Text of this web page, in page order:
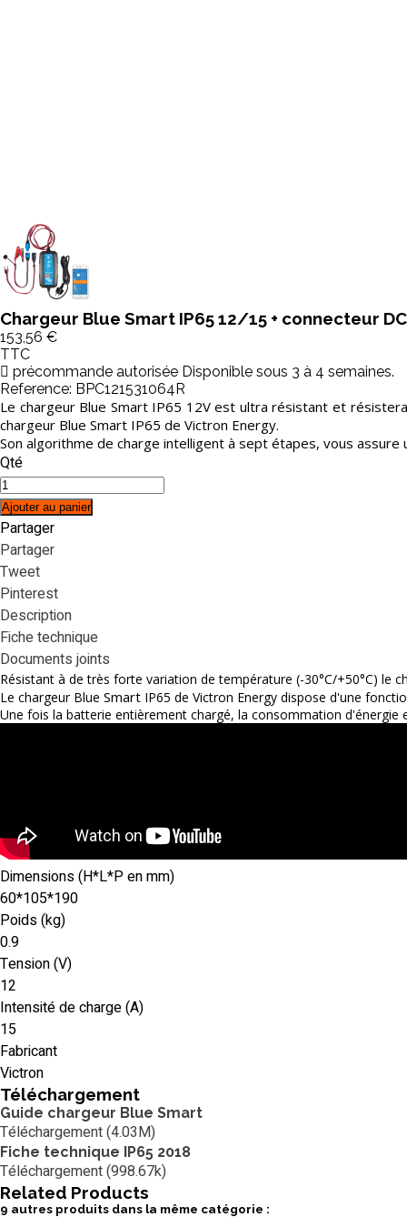
Chargeur Blue Smart IP65 12/15 + connecteur
153,56 €
TTC
précommande autorisée Disponible sous 3 à 4 semaines.
Reference: BPC121531064R
Le chargeur Blue Smart IP65 12V est ultra résistant et
chargeur Blue Smart IP65 de Victron Energy.
Son algorithme de charge intelligent à sept étapes, vous
Qté
Ajouter au panier
Partager
Partager
Tweet
Pinterest
Description
Fiche technique
Documents joints
Résistant à de très forte variation de température (-30°C/+50°C) le
Le chargeur Blue Smart IP65 de Victron Energy dispose d'une
Une fois la batterie entièrement chargé, la consommation
Dimensions (H*L*P en mm)
60*105*190
Poids (kg)
0.9
Tension (V)
12
Intensité de charge (A)
15
Fabricant
Victron
Téléchargement
Guide chargeur Blue Smart
Téléchargement (4.03M)
Fiche technique IP65 2018
Téléchargement (998.67k)
Related Products
9 autres produits dans la même catégorie :